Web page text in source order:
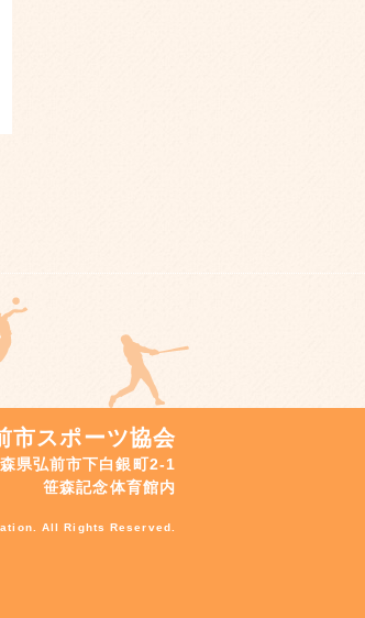
スポーツ協会
県弘前市下白銀町2-1
笹森記念体育館内
All Rights Reserved.